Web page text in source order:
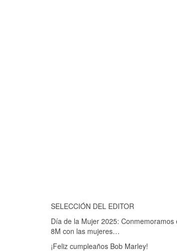
SELECCIÓN DEL EDITOR
Día de la Mujer 2025: Conmemoramos
8M con las mujeres…
¡Feliz cumpleaños Bob Marley!